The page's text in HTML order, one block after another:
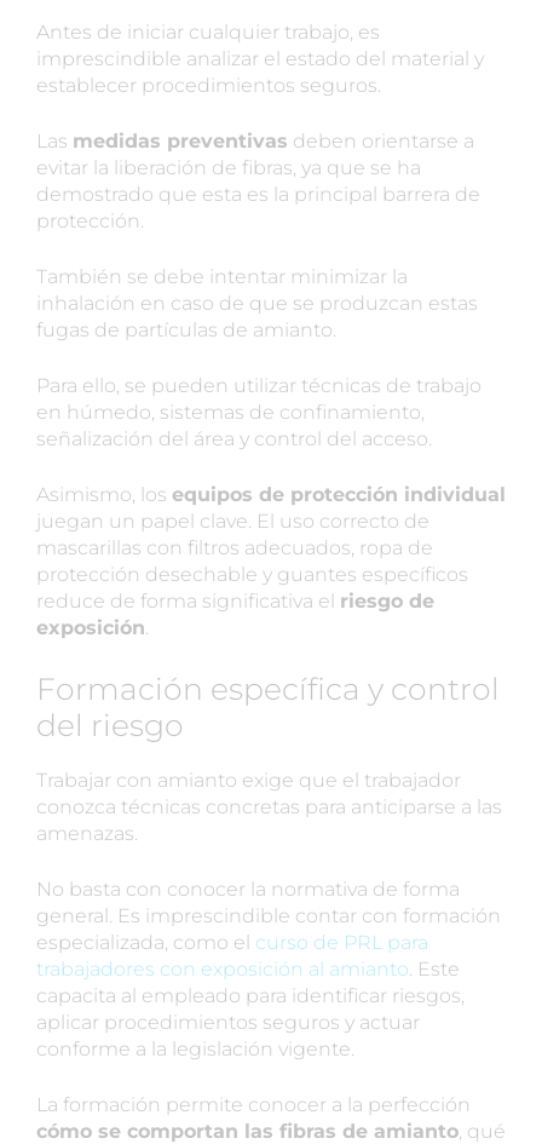
Antes de iniciar cualquier trabajo, es
imprescindible analizar el estado del material y
establecer procedimientos seguros.
Las medidas preventivas deben orientarse a
evitar la liberación de fibras, ya que se ha
demostrado que esta es la principal barrera de
protección.
También se debe intentar minimizar la
inhalación en caso de que se produzcan estas
fugas de partículas de amianto.
Para ello, se pueden utilizar técnicas de trabajo
en húmedo, sistemas de confinamiento,
señalización del área y control del acceso.
Asimismo, los equipos de protección individual
juegan un papel clave. El uso correcto de
mascarillas con filtros adecuados, ropa de
protección desechable y guantes específicos
reduce de forma significativa el riesgo de
exposición.
Formación específica y control
del riesgo
Trabajar con amianto exige que el trabajador
conozca técnicas concretas para anticiparse a las
amenazas.
No basta con conocer la normativa de forma
general. Es imprescindible contar con formación
especializada, como el curso de PRL para
trabajadores con exposición al amianto. Este
capacita al empleado para identificar riesgos,
aplicar procedimientos seguros y actuar
conforme a la legislación vigente.
La formación permite conocer a la perfección
cómo se comportan las fibras de amianto, qué